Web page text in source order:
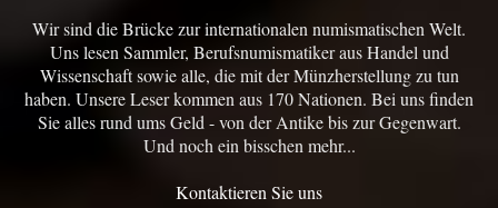
Wir sind die Brücke zur internationalen numismatischen Welt.
Uns lesen Sammler, Berufsnumismatiker aus Handel und
Wissenschaft sowie alle, die mit der Münzherstellung zu tun
haben. Unsere Leser kommen aus 170 Nationen. Bei uns finden
Sie alles rund ums Geld - von der Antike bis zur Gegenwart.
Und noch ein bisschen mehr...
Kontaktieren Sie uns